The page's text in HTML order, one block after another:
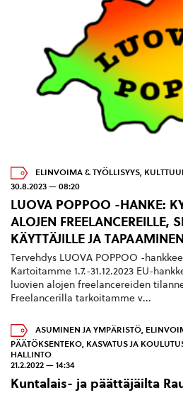
ELINVOIMA & TYÖLLISYYS,
30.8.2023 — 08:20
LUOVA POPPOO -HANKE:
ALOJEN FREELANCEREILLE,
KÄYTTÄJILLE JA
Tervehdys LUOVA POPPOO -
Kartoitamme 1.7.-31.12.2023 EU-
luovien alojen freelancereiden
Freelancerilla tarkoitamme v...
ASUMINEN JA YMPÄRISTÖ,
PÄÄTÖKSENTEKO, KASVATUS JA
HALLINTO
21.2.2022 — 14:34
Kuntalais- ja päättäjäilta